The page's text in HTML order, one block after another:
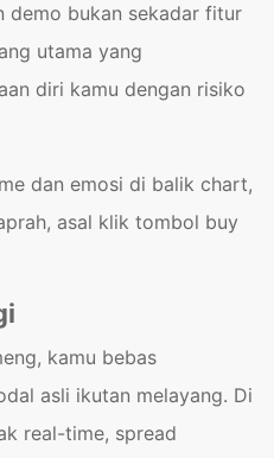
demo bukan sekadar fitur
utama yang
diri kamu dengan risiko
dan emosi di balik chart,
asal klik tombol buy
kamu bebas
asli ikutan melayang. Di
real-time, spread